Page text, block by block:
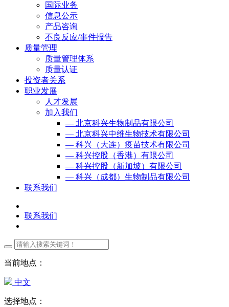
国际业务
信息公示
产品咨询
不良反应/事件报告
质量管理
质量管理体系
质量认证
投资者关系
职业发展
人才发展
加入我们
— 北京科兴生物制品有限公司
— 北京科兴中维生物技术有限公司
— 科兴（大连）疫苗技术有限公司
— 科兴控股（香港）有限公司
— 科兴控股（新加坡）有限公司
— 科兴（成都）生物制品有限公司
联系我们
联系我们
当前地点：
中文
选择地点：